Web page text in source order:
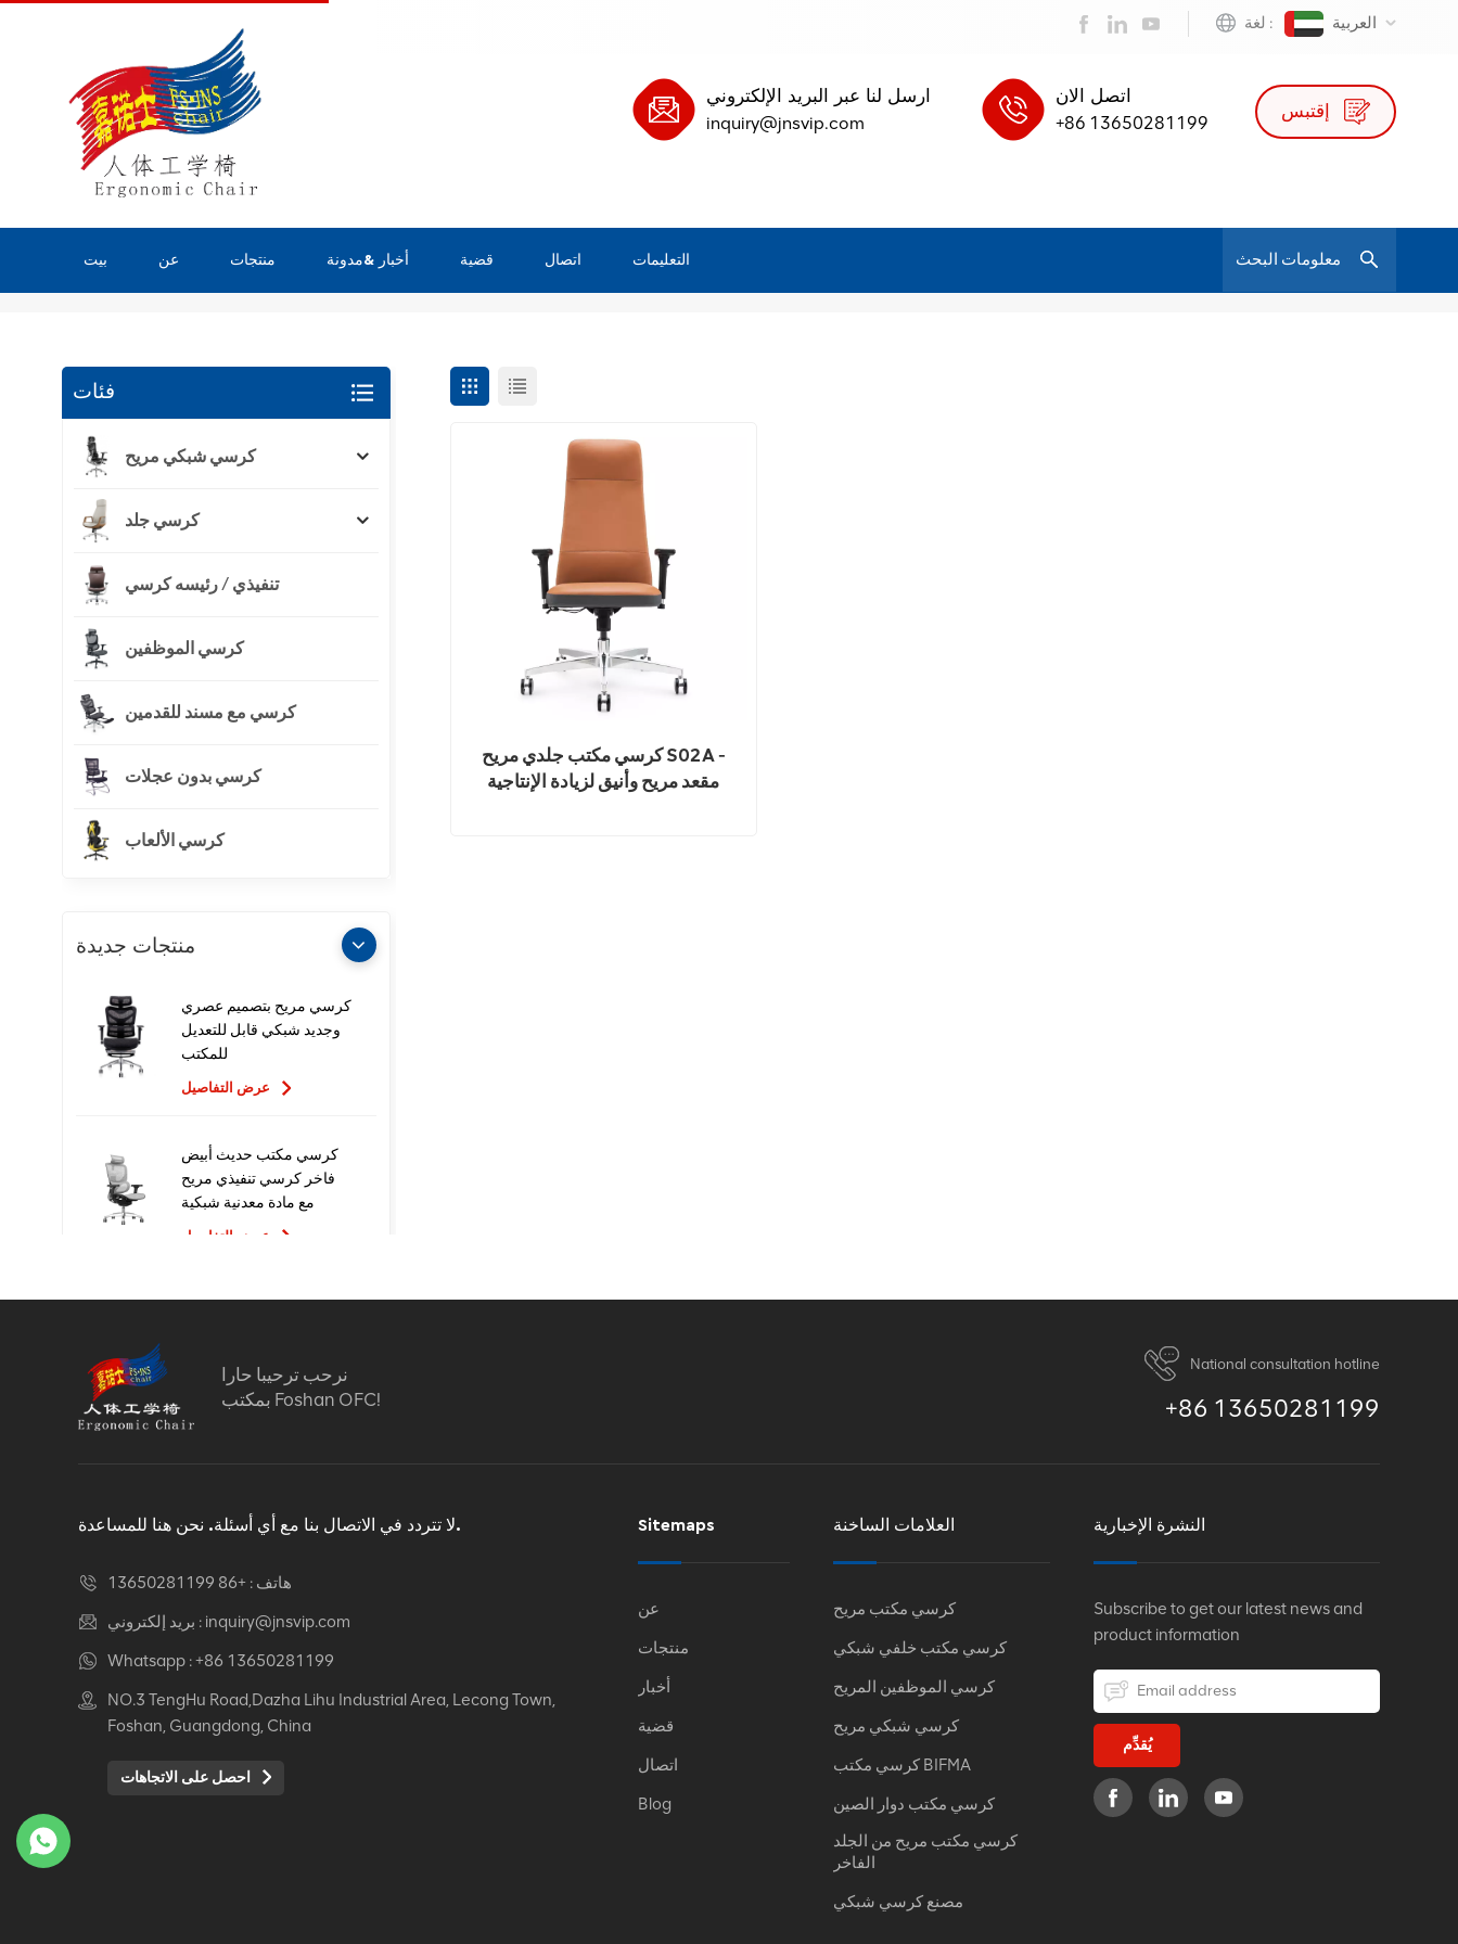
لغة :
ارسل لنا عبر البريد الإلكتروني
inquiry@jnsvip.com
اتصل الان
+86 13650281199
بيت عن منتجات أخبار &مدونة قضية اتصال التعليمات
يبحث
كرسي مكتب جلدي مريح S02A -
مقعد مريح وأنيق لزيادة الإنتاجية
فئات
كرسي شبكي مريح
كرسي جلد
تنفيذي / رئيسه كرسي
كرسي الموظفين
كرسي مع مسند للقدمين
كرسي بدون عجلات
كرسي الألعاب
منتجات جديدة
كرسي مريح بتصميم عصري
وجديد شبكي قابل للتعديل
للمكتب
كرسي مكتب حديث أبيض
فاخر كرسي تنفيذي مريح
مع مادة معدنية شبكية
للاستخدام المكتبي
تصميم جديد عالي الجودة
عرض التفاصيل
كرسي جلدي مريح Auding:
المكتبي والمنزلي
عرض التفاصيل
كرسي جلدي مريح من
طوال اليوم
نرحب ترحيبا حارا
بمكتب Foshan OFC!
National consultation hotline
+86 13650281199
لا تتردد في الاتصال بنا مع أي أسئلة. نحن هنا للمساعدة.
هاتف : +86 13650281199
بريد إلكتروني : inquiry@jnsvip.com
Whatsapp :+86 13650281199
NO.3 TengHu Road,Dazha Lihu Industrial Area, Lecong Town,
Foshan, Guangdong, China
Sitemaps
عن
منتجات
أخبار
قضية
اتصال
Blog
العلامات الساخنة
كرسي مكتب مريح
كرسي مكتب خلفي شبكي
كرسي الموظفين المريح
كرسي شبكي مريح
كرسي مكتب BIFMA
كرسي مكتب دوار الصين
كرسي مكتب مريح من الجلد
الفاخر
مصنع كرسي شبكي
النشرة الإخبارية
Subscribe to get our latest news and
product information
يُقدِّم